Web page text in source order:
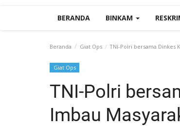
BERANDA BINKAM
Beranda Giat Ops TNI-Polri bersama Dinkes
Giat Ops
TNI-Polri
Imbau